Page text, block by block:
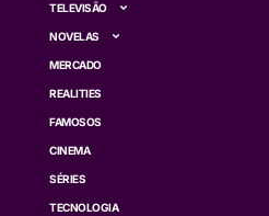
TELEVISÃO
NOVELAS
MERCADO
REALITIES
FAMOSOS
CINEMA
SÉRIES
TECNOLOGIA